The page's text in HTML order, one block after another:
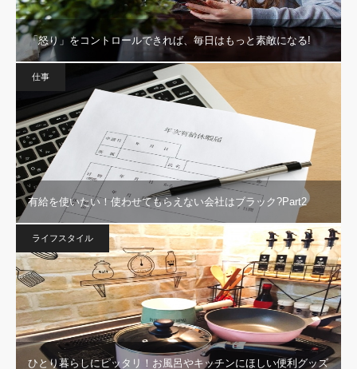
「怒り」をコントロールできれば、毎日はもっと素敵になる!
仕事
有給を使いたい！使わせてもらえない会社はブラック?Part2
ライフスタイル
ひとり暮らしにピッタリ！お風呂やキッチンにほしい便利グッズ